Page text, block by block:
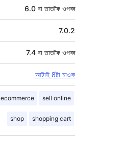
6.0 বা তাতকৈ ওপৰৰ
7.0.2
7.4 বা তাতকৈ ওপৰৰ
আটাই 8টা চাওক
ecommerce sell online
shop shopping cart